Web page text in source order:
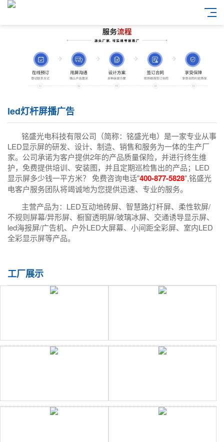
led灯杆屏播广告
铭盛光电科技有限公司（简称：铭盛光电）是一家专业从事
LED显示屏的研发、设计、制造、销售和服务为一体的生产厂
家。公司承诺为客户提供2年的产品质量保险，并进行终生维
护，免费提供培训、安装图，并且定期巡检售出的产品；LED
显示屏多少钱一平方米？ 免费咨询电话"400-877-5828",铭盛光
电客户服务团队将竭诚地为您提供迅速、专业的服务。
主营产品为：LED互动地砖屏、智慧路灯杆屏、柔性软屏/
不规则屏幕/异形屏、橱窗透明屏/玻璃冰屏、交通诱导显示屏、
led海报屏/广告机、户外LED大屏幕、小间距全彩屏、室内LED
全彩显示屏等产品。
工厂展示